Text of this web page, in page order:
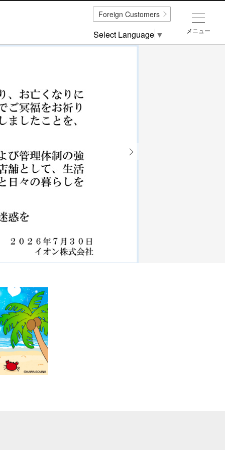
メニュー
Foreign Customers
Select Language ▼